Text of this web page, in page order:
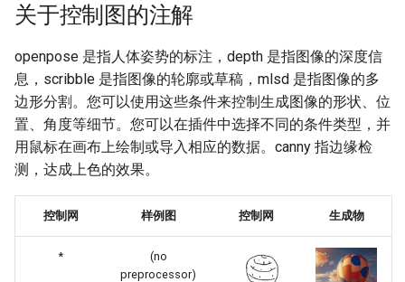
关于控制图的注解
openpose 是指人体姿势的标注，depth 是指图像的深度信
息，scribble 是指图像的轮廓或草稿，mlsd 是指图像的多
边形分割。您可以使用这些条件来控制生成图像的形状、位
置、角度等细节。您可以在插件中选择不同的条件类型，并
用鼠标在画布上绘制或导入相应的数据。canny 指边缘检
测，达成上色的效果。
控制网 样例图 控制网 生成物
*
(no
preprocessor)